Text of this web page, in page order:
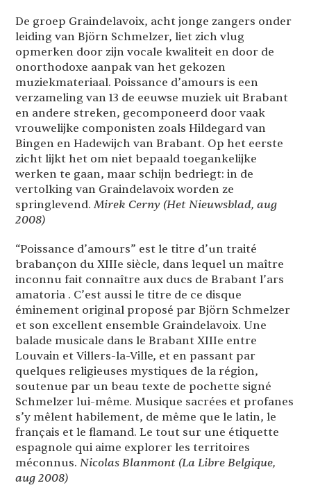
De groep Graindelavoix, acht jonge zangers onder
leiding van Björn Schmelzer, liet zich vlug
opmerken door zijn vocale kwaliteit en door de
onorthodoxe aanpak van het gekozen
muziekmateriaal. Poissance d’amours is een
verzameling van 13 de eeuwse muziek uit Brabant
en andere streken, gecomponeerd door vaak
vrouwelijke componisten zoals Hildegard van
Bingen en Hadewijch van Brabant. Op het eerste
zicht lijkt het om niet bepaald toegankelijke
werken te gaan, maar schijn bedriegt: in de
vertolking van Graindelavoix worden ze
springlevend.Mirek Cerny (Het Nieuwsblad, aug
2008)
“Poissance d’amours” est le titre d’un traité
brabançon du XIIIe siècle, dans lequel un maître
inconnu fait connaître aux ducs de Brabant l’ars
amatoria . C’est aussi le titre de ce disque
éminement original proposé par Björn Schmelzer
et son excellent ensemble Graindelavoix. Une
balade musicale dans le Brabant XIIIe entre
Louvain et Villers-la-Ville, et en passant par
quelques religieuses mystiques de la région,
soutenue par un beau texte de pochette signé
Schmelzer lui-même. Musique sacrées et profanes
s’y mêlent habilement, de même que le latin, le
français et le flamand. Le tout sur une étiquette
espagnole qui aime explorer les territoires
méconnus.Nicolas Blanmont (La Libre Belgique,
aug 2008)